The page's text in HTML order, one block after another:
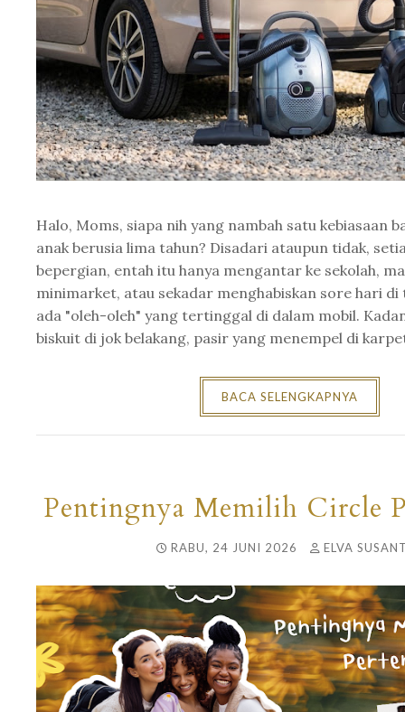
Halo, Moms, siapa nih yang nambah satu kebiasaan
anak berusia lima tahun? Disadari ataupun tidak,
bepergian, entah itu hanya mengantar ke sekolah,
minimarket, atau sekadar menghabiskan sore hari di
ada "oleh-oleh" yang tertinggal di dalam mobil.
biskuit di jok belakang, pasir yang menempel di
BACA SELENGKAPNYA
Pentingnya Memilih Circle
RABU, 24 JUNI 2026 ELVA